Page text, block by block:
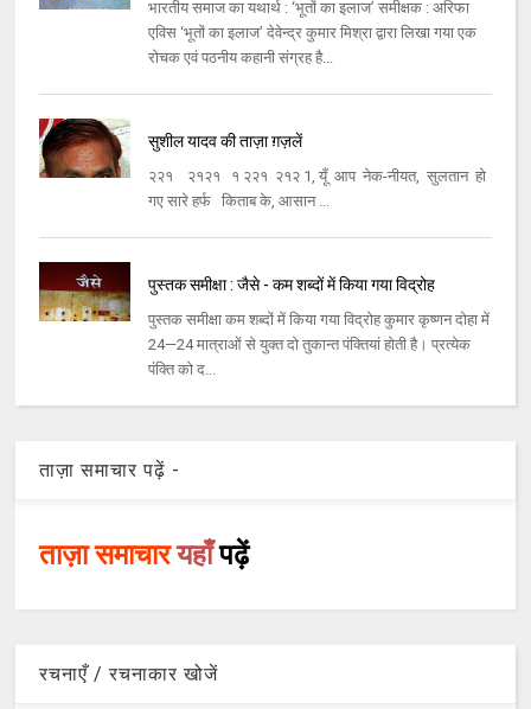
भारतीय समाज का यथार्थ : ‘भूतों का इलाज’ समीक्षक : अरिफा
एविस ‘भूतों का इलाज’ देवेन्द्र कुमार मिश्रा द्वारा लिखा गया एक
रोचक एवं पठनीय कहानी संग्रह है...
सुशील यादव की ताज़ा ग़ज़लें
२२१ २१२१ १ २२१ २१२ 1, यूँ आप नेक-नीयत, सुलतान हो
गए सारे हर्फ किताब के, आसान ...
पुस्तक समीक्षा : जैसे - कम शब्दों में किया गया विद्रोह
पुस्तक समीक्षा कम शब्दों में किया गया विद्रोह कुमार कृष्णन दोहा में
24—24 मात्राओं से युक्त दो तुकान्त पंक्तियां होती है। प्रत्येक
पंक्ति को द...
ताज़ा समाचार पढ़ें -
ताज़ा समाचारयहाँपढ़ें
रचनाएँ / रचनाकार खोजें